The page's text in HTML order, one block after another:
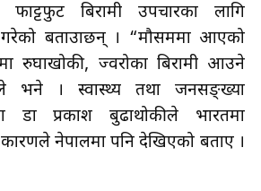
फाट्टफुट बिरामी उपचारका लागि
बताउाछन् । “मौसममा आएको
रुघाखोकी, ज्वरोका बिरामी आउने
भने । स्वास्थ्य तथा जनसङ्ख्या
डा प्रकाश बुढाथोकीले भारतमा
नेपालमा पनि देखिएको बताए ।